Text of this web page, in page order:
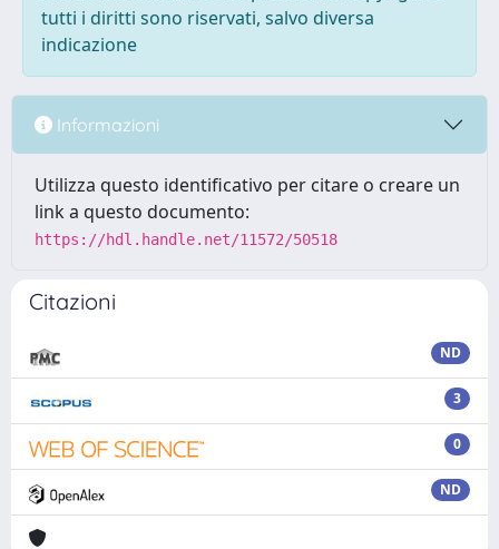
tutti i diritti sono riservati, salvo diversa
indicazione
Informazioni
Utilizza questo identificativo per citare o creare un
link a questo documento:
https://hdl.handle.net/11572/50518
Citazioni
ND
3
0
ND